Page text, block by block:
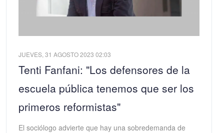
JUEVES, 31 AGOSTO 2023 02:03
Tenti Fanfani: "Los defensores de la
escuela pública tenemos que ser los
primeros reformistas"
El sociólogo advierte que hay una sobredemanda de